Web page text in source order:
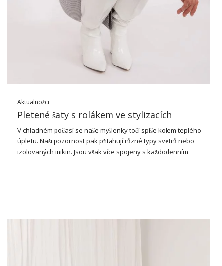
Aktualności
Pletené šaty s rolákem ve stylizacích
V chladném počasí se naše myšlenky točí spíše kolem teplého
úpletu. Naši pozornost pak přitahují různé typy svetrů nebo
izolovaných mikin. Jsou však více spojeny s každodenním
Zveme vás k přehledu zajímavých modelů a výhod jejich